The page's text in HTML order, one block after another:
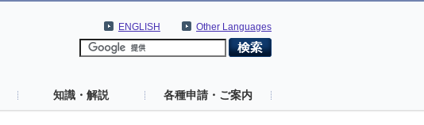
Other Languages
ENGLISH
知識・解説 各種申請・ご案内